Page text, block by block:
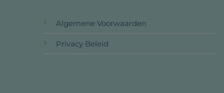
Algemene Voorwaarden
Privacy Beleid